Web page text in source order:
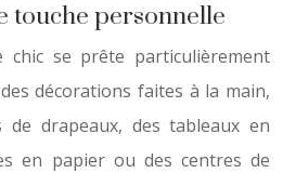
touche personnelle
chic se prête particulièrement
décorations faites à la main,
de drapeaux, des tableaux en
en papier ou des centres de